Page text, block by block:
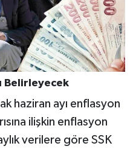
Belirleyecek
haziran ayı enflasyon
ilişkin enflasyon
verilere göre SSK